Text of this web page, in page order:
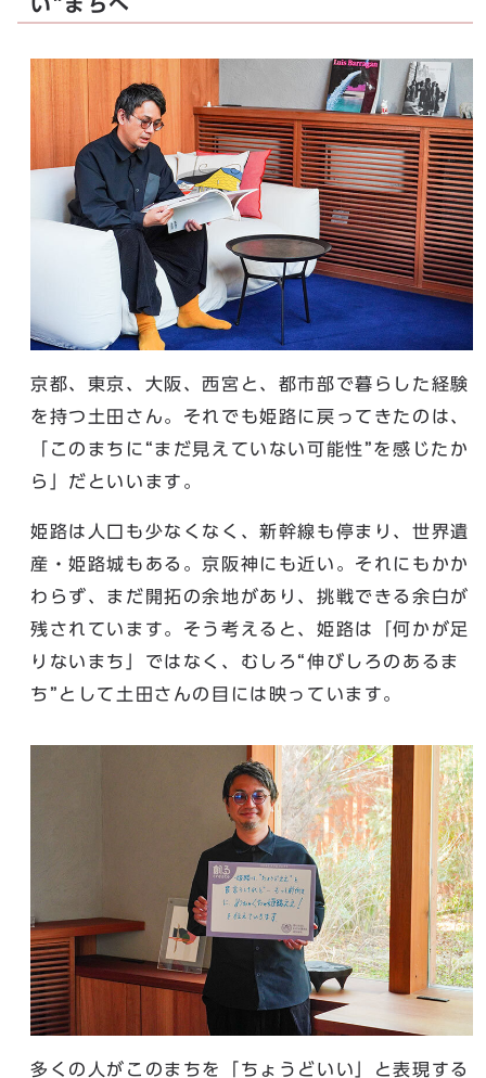
京都、東京、大阪、西宮と、都市部で暮らした経験
を持つ土田さん。それでも姫路に戻ってきたのは、
「このまちに“まだ見えていない可能性”を感じたか
ら」だといいます。
姫路は人口も少なくなく、新幹線も停まり、世界遺
産・姫路城もある。京阪神にも近い。それにもかか
わらず、まだ開拓の余地があり、挑戦できる余白が
残されています。そう考えると、姫路は「何かが足
りないまち」ではなく、むしろ“伸びしろのあるま
ち”として土田さんの目には映っています。
多くの人がこのまちを「ちょうどいい」と表現する